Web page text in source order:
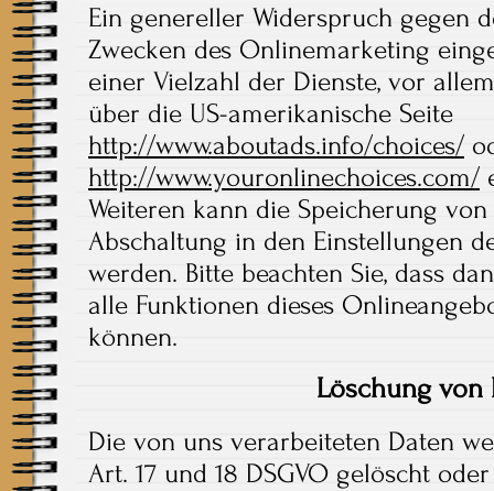
Ein genereller Widerspruch gegen
Zwecken des Onlinemarketing
einer Vielzahl der Dienste, vor
über die US-amerikanische Seite
http://www.aboutads.info/choices/
http://www.youronlinechoices.com/
Weiteren kann die Speicherung
Abschaltung in den Einstellungen
werden. Bitte beachten Sie, dass
alle Funktionen dieses
können.
Löschung von
Die von uns verarbeiteten Daten
Art. 17 und 18 DSGVO gelöscht